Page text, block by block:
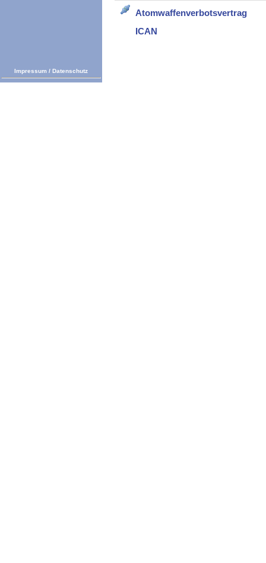
Atomwaffenverbotsvertrag
ICAN
Impressum / Datenschutz